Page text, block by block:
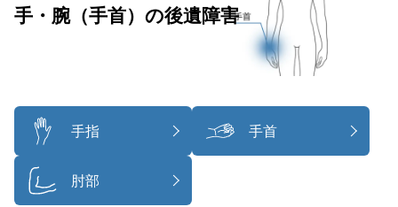
手・腕（手首）の後遺障害
手指 手首
肘部